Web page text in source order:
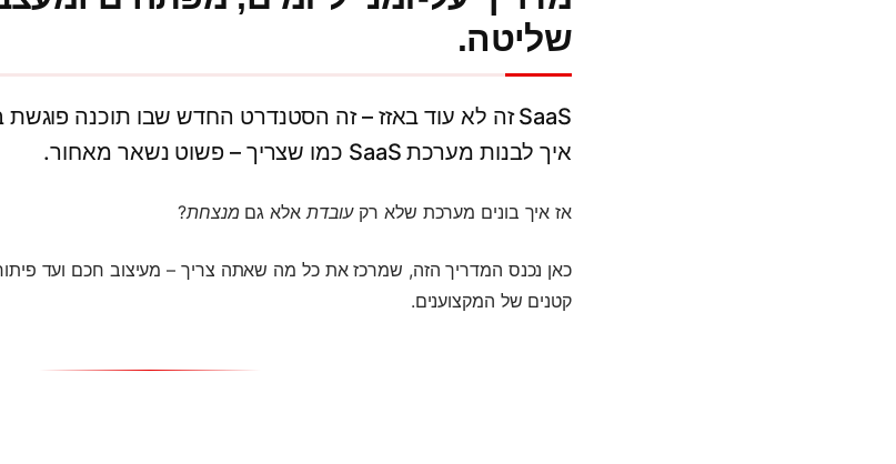
שליטה.
איך לבנות מערכת SaaS כמו שצריך – פשוט נשאר מאחור.
אז איך בונים מערכת שלא רקעובדתאלא גם מנצחת?
כאן נכנס המדריך הזה, שמרכז את כל מה שאתה צריך – מעיצוב חכם ועד פיתוח
קטנים של המקצוענים.